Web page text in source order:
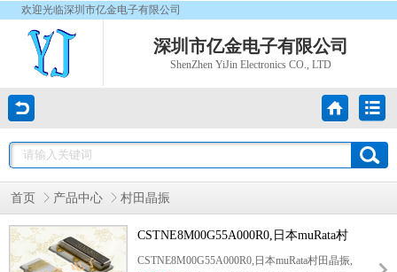
欢迎光临深圳市亿金电子有限公司
深圳市亿金电子有限公司
ShenZhen YiJin Electronics CO., LTD
首页 产品中心 村田晶振
CSTNE8M00G55A000R0,日本muRata村
田晶振,宽温晶振
CSTNE8M00G55A000R0,日本muRata村田晶振,